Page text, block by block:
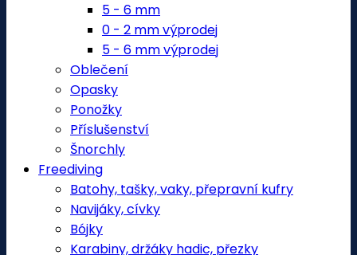
5 - 6 mm
0 - 2 mm výprodej
5 - 6 mm výprodej
Oblečení
Opasky
Ponožky
Příslušenství
Šnorchly
Freediving
Batohy, tašky, vaky, přepravní kufry
Navijáky, cívky
Bójky
Karabiny, držáky hadic, přezky